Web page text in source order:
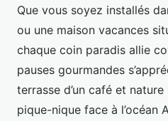
Que vous soyez installés
ou une maison vacances
chaque coin paradis allie
pauses gourmandes
terrasse d’un café et nature
pique-nique face à l’océan